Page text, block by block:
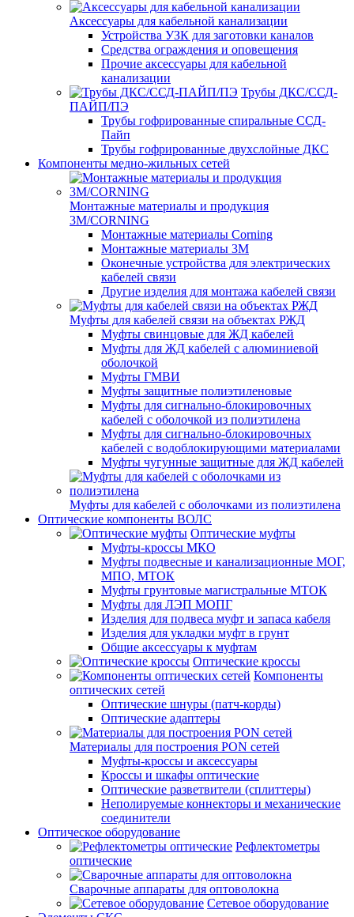
Аксессуары для кабельной канализации
Устройства УЗК для заготовки каналов
Средства ограждения и оповещения
Прочие аксессуары для кабельной
канализации
Трубы ДКС/ССД-
ПАЙП/ПЭ
Трубы гофрированные спиральные ССД-
Пайп
Трубы гофрированные двухслойные ДКС
Компоненты медно-жильных сетей
Монтажные материалы и продукция
3M/CORNING
Монтажные материалы Corning
Монтажные материалы 3M
Оконечные устройства для электрических
кабелей связи
Другие изделия для монтажа кабелей связи
Муфты для кабелей связи на объектах РЖД
Муфты свинцовые для ЖД кабелей
Муфты для ЖД кабелей с алюминиевой
оболочкой
Муфты ГМВИ
Муфты защитные полиэтиленовые
Муфты для сигнально-блокировочных
кабелей с оболочкой из полиэтилена
Муфты для сигнально-блокировочных
кабелей с водоблокирующими материалами
Муфты чугунные защитные для ЖД кабелей
Муфты для кабелей с оболочками из полиэтилена
Оптические компоненты ВОЛС
Оптические муфты
Муфты-кроссы МКО
Муфты подвесные и канализационные МОГ,
МПО, МТОК
Муфты грунтовые магистральные МТОК
Муфты для ЛЭП МОПГ
Изделия для подвеса муфт и запаса кабеля
Изделия для укладки муфт в грунт
Общие аксессуары к муфтам
Оптические кроссы
Компоненты
оптических сетей
Оптические шнуры (патч-корды)
Оптические адаптеры
Материалы для построения PON сетей
Муфты-кроссы и аксессуары
Кроссы и шкафы оптические
Оптические разветвители (сплиттеры)
Неполируемые коннекторы и механические
соединители
Оптическое оборудование
Рефлектометры
оптические
Сварочные аппараты для оптоволокна
Сетевое оборудование